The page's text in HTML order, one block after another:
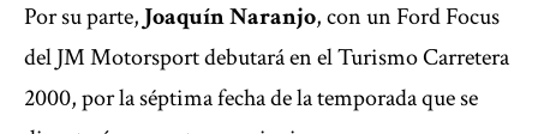
Por su parte, Joaquín Naranjo, con un Ford Focus
del JM Motorsport debutará en el Turismo Carretera
2000, por la séptima fecha de la temporada que se